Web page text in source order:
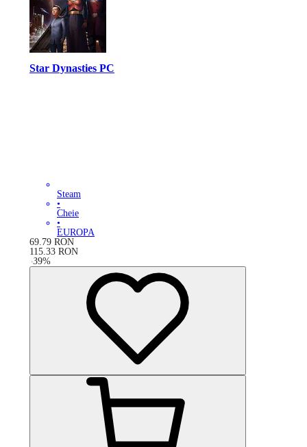
Star Dynasties PC
Steam
•
Cheie
•
EUROPA
69.79 RON
115.33 RON
-39%